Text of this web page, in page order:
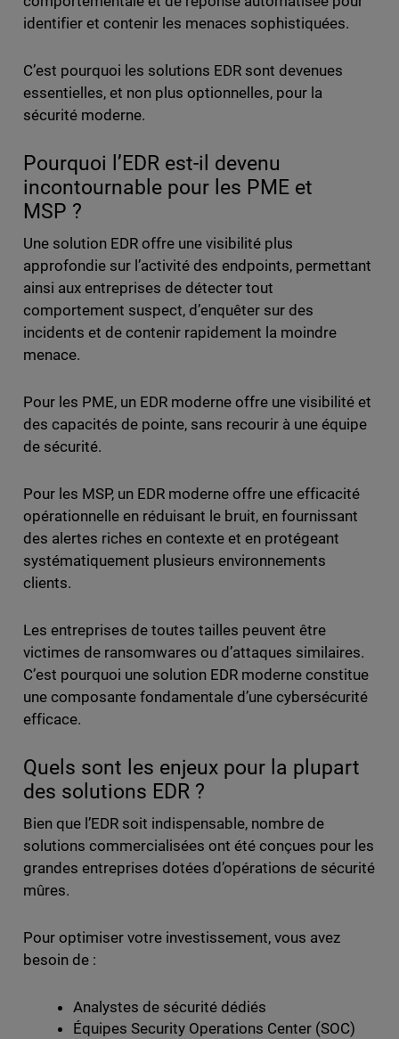
identifier et contenir les menaces sophistiquées.
C’est pourquoi les solutions EDR sont devenues
essentielles, et non plus optionnelles, pour la
sécurité moderne.
Pourquoi l’EDR est-il devenu
incontournable pour les PME et
MSP ?
Une solution EDR offre une visibilité plus
approfondie sur l’activité des endpoints, permettant
ainsi aux entreprises de détecter tout
comportement suspect, d’enquêter sur des
incidents et de contenir rapidement la moindre
menace.
Pour les PME, un EDR moderne offre une visibilité et
des capacités de pointe, sans recourir à une équipe
de sécurité.
Pour les MSP, un EDR moderne offre une efficacité
opérationnelle en réduisant le bruit, en fournissant
des alertes riches en contexte et en protégeant
systématiquement plusieurs environnements
clients.
Les entreprises de toutes tailles peuvent être
victimes de ransomwares ou d’attaques similaires.
C’est pourquoi une solution EDR moderne constitue
une composante fondamentale d’une cybersécurité
efficace.
Quels sont les enjeux pour la plupart
des solutions EDR ?
Bien que l’EDR soit indispensable, nombre de
solutions commercialisées ont été conçues pour les
grandes entreprises dotées d’opérations de sécurité
mûres.
Pour optimiser votre investissement, vous avez
besoin de :
Analystes de sécurité dédiés
Équipes Security Operations Center (SOC)